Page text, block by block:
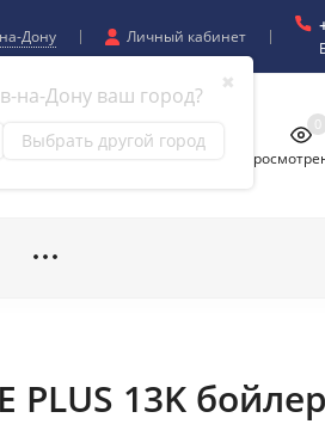
Дону
✖
на-Дону ваш город?
Выбрать другой город
Личный кабинет
0
PLUS 13K бойлер